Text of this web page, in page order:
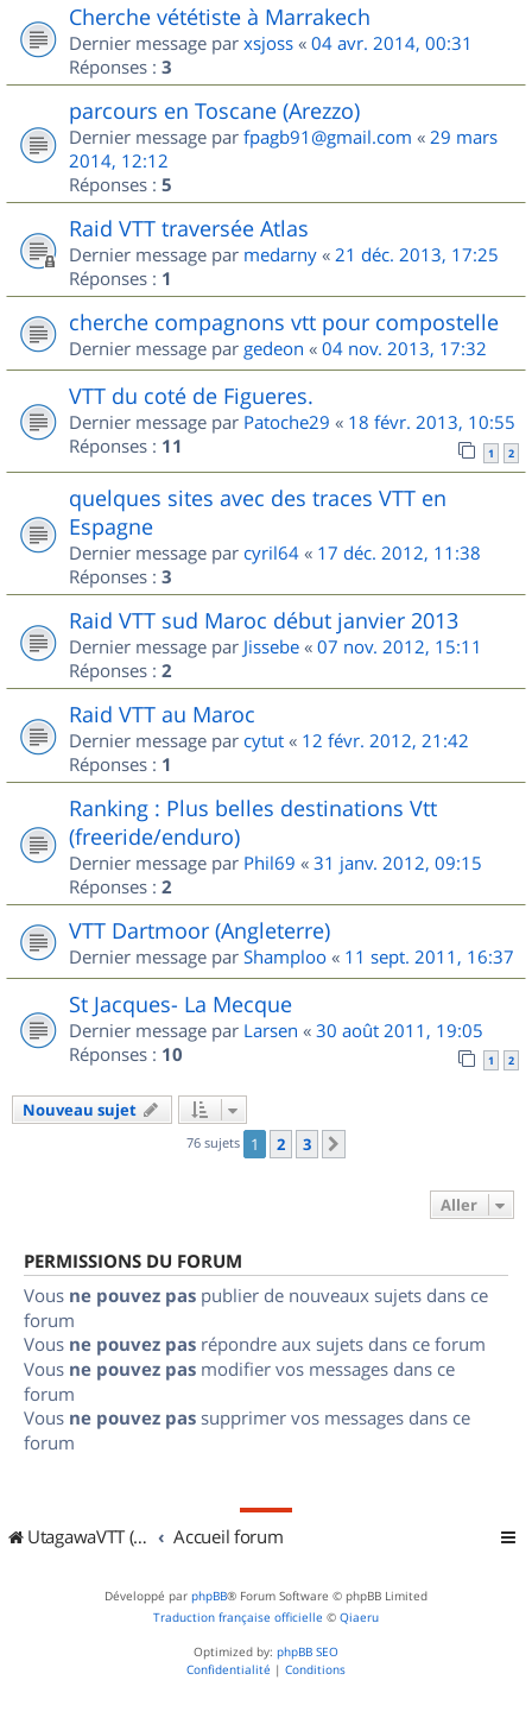
Cherche vététiste à Marrakech
Dernier message par xsjoss « 04 avr. 2014, 00:31
Réponses : 3
parcours en Toscane (Arezzo)
Dernier message par fpagb91@gmail.com « 29 mars
2014, 12:12
Réponses : 5
Raid VTT traversée Atlas
Dernier message par medarny « 21 déc. 2013, 17:25
Réponses : 1
cherche compagnons vtt pour compostelle
Dernier message par gedeon « 04 nov. 2013, 17:32
VTT du coté de Figueres.
Dernier message par Patoche29 « 18 févr. 2013, 10:55
Réponses : 11 1 2
quelques sites avec des traces VTT en
Espagne
Dernier message par cyril64 « 17 déc. 2012, 11:38
Réponses : 3
Raid VTT sud Maroc début janvier 2013
Dernier message par Jissebe « 07 nov. 2012, 15:11
Réponses : 2
Raid VTT au Maroc
Dernier message par cytut « 12 févr. 2012, 21:42
Réponses : 1
Ranking : Plus belles destinations Vtt
(freeride/enduro)
Dernier message par Phil69 « 31 janv. 2012, 09:15
Réponses : 2
VTT Dartmoor (Angleterre)
Dernier message par Shamploo « 11 sept. 2011, 16:37
St Jacques- La Mecque
Dernier message par Larsen « 30 août 2011, 19:05
Réponses : 10 1 2
Nouveau sujet
76 sujets 1 2 3
Aller
PERMISSIONS DU FORUM
Vous ne pouvez pas publier de nouveaux sujets dans ce
forum
Vous ne pouvez pas répondre aux sujets dans ce forum
Vous ne pouvez pas modifier vos messages dans ce
forum
Vous ne pouvez pas supprimer vos messages dans ce
forum
UtagawaVTT (Randos VTT et VTTAE avec traces GPS) Accueil forum
Développé par phpBB® Forum Software © phpBB Limited
Traduction française officielle © Qiaeru
Optimized by: phpBB SEO
Confidentialité | Conditions